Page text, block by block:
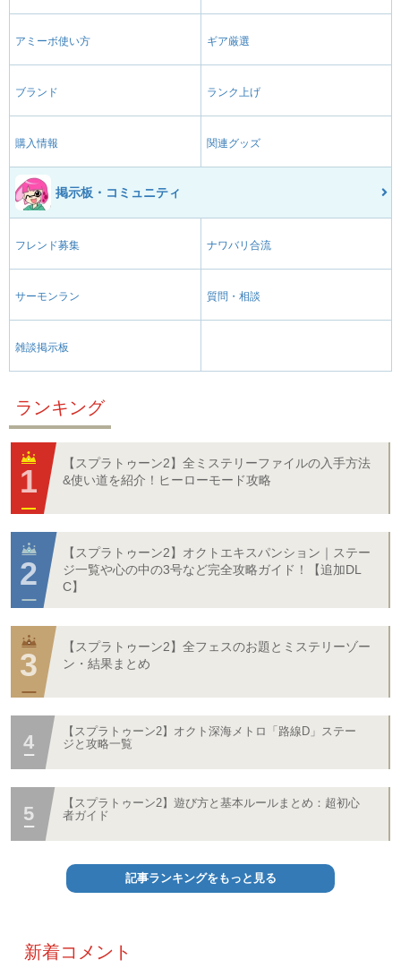
アミーボ使い方 ギア厳選
ブランド ランク上げ
購入情報 関連グッズ
掲示板・コミュニティ
フレンド募集 ナワバリ合流
サーモンラン 質問・相談
雑談掲示板
ランキング
【スプラトゥーン2】全ミステリーファイルの入手方法
&使い道を紹介！ヒーローモード攻略
【スプラトゥーン2】オクトエキスパンション｜ステー
ジ一覧や心の中の3号など完全攻略ガイド！【追加DL
C】
【スプラトゥーン2】全フェスのお題とミステリーゾー
ン・結果まとめ
【スプラトゥーン2】オクト深海メトロ「路線D」ステー
ジと攻略一覧
【スプラトゥーン2】遊び方と基本ルールまとめ：超初心
者ガイド
記事ランキングをもっと見る
新着コメント